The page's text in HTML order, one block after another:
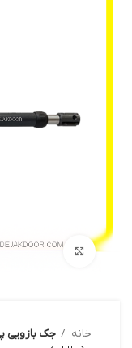
بزرگنمایی تصویر
خانه جک بازویی